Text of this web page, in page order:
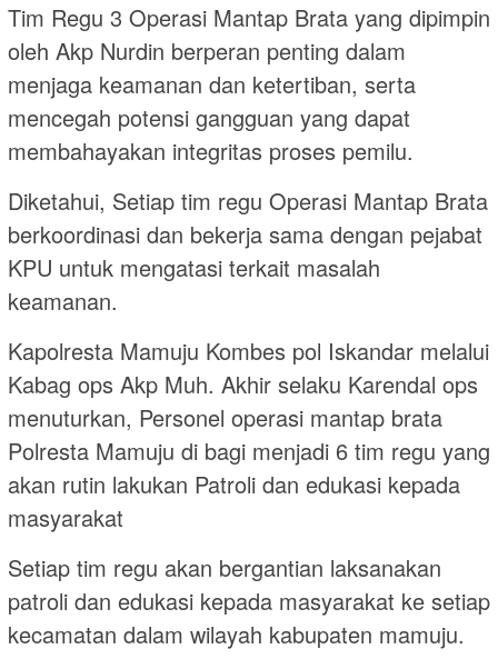
Tim Regu 3 Operasi Mantap Brata yang dipimpin
oleh Akp Nurdin berperan penting dalam
menjaga keamanan dan ketertiban, serta
mencegah potensi gangguan yang dapat
membahayakan integritas proses pemilu.
Diketahui, Setiap tim regu Operasi Mantap Brata
berkoordinasi dan bekerja sama dengan pejabat
KPU untuk mengatasi terkait masalah
keamanan.
Kapolresta Mamuju Kombes pol Iskandar melalui
Kabag ops Akp Muh. Akhir selaku Karendal ops
menuturkan, Personel operasi mantap brata
Polresta Mamuju di bagi menjadi 6 tim regu yang
akan rutin lakukan Patroli dan edukasi kepada
masyarakat
Setiap tim regu akan bergantian laksanakan
patroli dan edukasi kepada masyarakat ke setiap
kecamatan dalam wilayah kabupaten mamuju.